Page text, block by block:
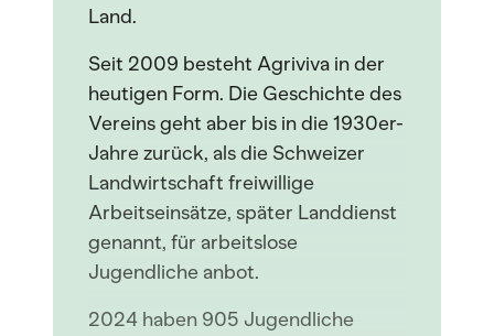
Land.
Seit 2009 besteht Agriviva in der
heutigen Form. Die Geschichte des
Vereins geht aber bis in die 1930er-
Jahre zurück, als die Schweizer
Landwirtschaft freiwillige
Arbeitseinsätze, später Landdienst
genannt, für arbeitslose
Jugendliche anbot.
2024 haben 905 Jugendliche